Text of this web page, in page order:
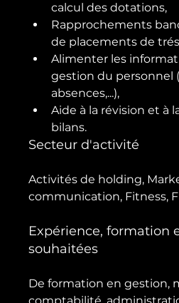
calcul des dotations,
Rapprochements
de placements de
Alimenter les
gestion du personnel
absences,...),
Aide à la révision et à
bilans.
Secteur d'activité
Activités de holding,
Expérience, formation
souhaitées
De formation en gestion,